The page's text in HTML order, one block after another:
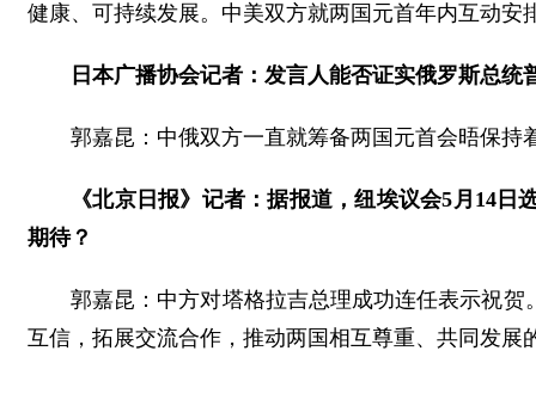
健康、可持续发展。中美双方就两国元首年内互动安
日本广播协会记者：发言人能否证实俄罗斯总统
郭嘉昆：中俄双方一直就筹备两国元首会晤保持
《北京日报》记者：据报道，纽埃议会5月14
期待？
郭嘉昆：中方对塔格拉吉总理成功连任表示祝
互信，拓展交流合作，推动两国相互尊重、共同发